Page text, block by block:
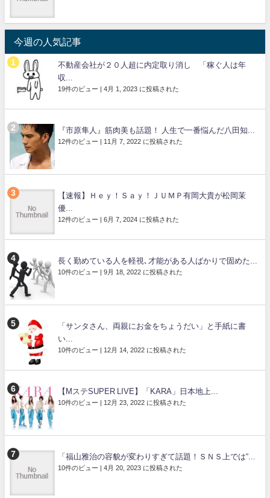
今週の人気記事
不動産会社が２０人超に内定取り消し 「稼ぐ人は年
収...
19件のビュー | 4月 1, 2023 に投稿された
『市原隼人』筋肉美も話題！ 人生で一番悩んだ八田知...
12件のビュー | 11月 7, 2022 に投稿された
【速報】Ｈｅｙ！Ｓａｙ！ＪＵＭＰ有岡大貴が松岡茉
優...
12件のビュー | 6月 7, 2024 に投稿された
長く勤めている人を軽視､才能がある人ばかりで固めた...
10件のビュー | 9月 18, 2022 に投稿された
「サンタさん、両親にお金をちょうだい」と手紙に書
い...
10件のビュー | 12月 14, 2022 に投稿された
【MステSUPER LIVE】「KARA」日本地上...
10件のビュー | 12月 23, 2022 に投稿された
「福山雅治の容貌が変わりすぎて話題！ＳＮＳ上では“...
10件のビュー | 4月 20, 2023 に投稿された